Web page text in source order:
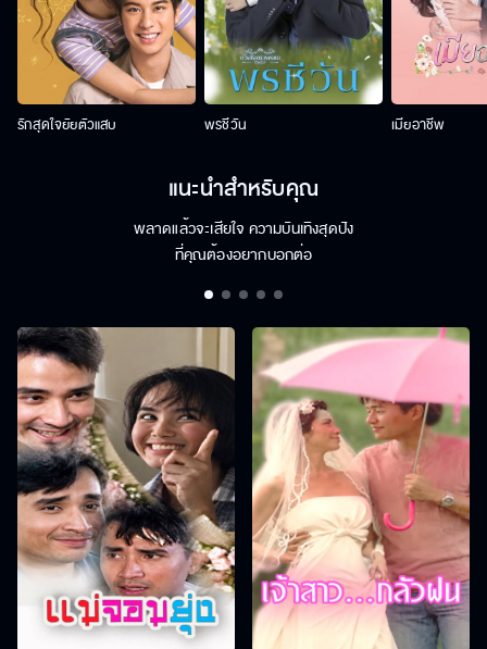
รักสุดใจยัยตัวแสบ พรชีวัน เมียอาชีพ
แนะนำสำหรับคุณ
พลาดแล้วจะเสียใจ ความบันเทิงสุดปัง
ที่คุณต้องอยากบอกต่อ